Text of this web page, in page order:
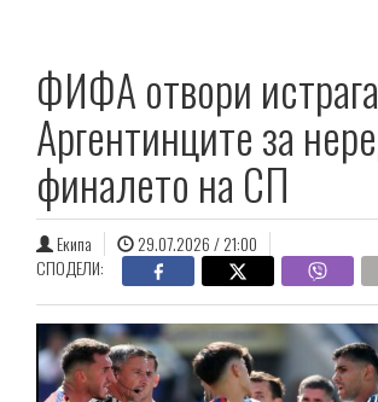
ФИФА отвори
Аргентинците за
финалето на СП
Екипа
29.07.2026 / 21:00
СПОДЕЛИ: